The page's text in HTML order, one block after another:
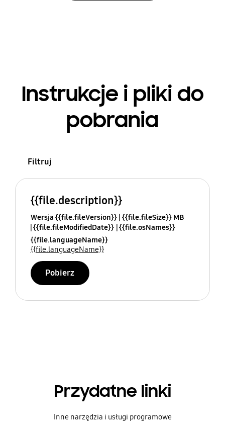
Instrukcje i pliki do
pobrania
Filtruj
{{file.description}}
Wersja {{file.fileVersion}} {{file.fileSize}} MB
{{file.fileModifiedDate}} {{file.osNames}}
{{file.languageName}}
{{file.languageName}}
Pobierz
Przydatne linki
Inne narzędzia i usługi programowe